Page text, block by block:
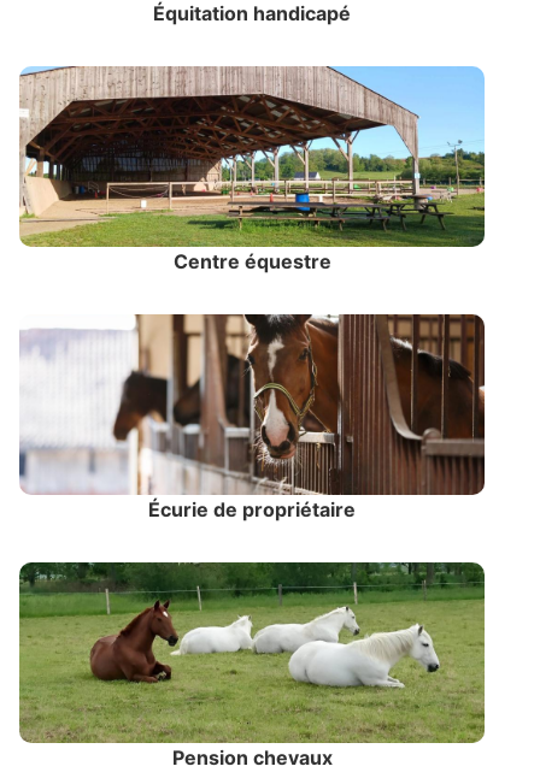
Équitation handicapé
Centre équestre
Écurie de propriétaire
Pension chevaux